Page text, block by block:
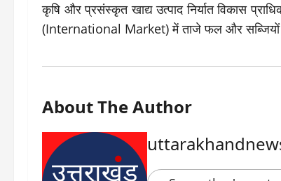
कृषि और प्रसंस्कृत खाद्य उत्पाद निर्यात विकास
(International Market) में ताजे फल और सब्जियों
About The Author